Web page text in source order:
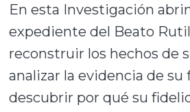
En esta Investigación
expediente del Beato
reconstruir los hechos de
analizar la evidencia de su
descubrir por qué su